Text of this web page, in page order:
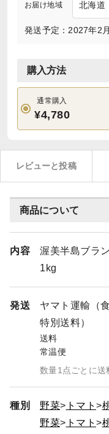
お届け地域
発送予定：2027年2
購入方法
通常購入
¥4,780
レビューと投稿
商品について
内容
渥美半島ブラ
1kg
発送
ヤマト運輸（
特別送料）
送料
常温便
数量1点ごとに送
種別 野菜 トマト
野菜
トマト